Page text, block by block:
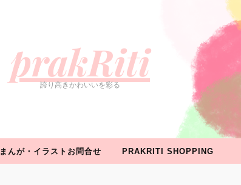
prakRiti
誇り高きかわいいを彩る
まんが・イラストお問合せ PRAKRITI SHOPPING
まんが・